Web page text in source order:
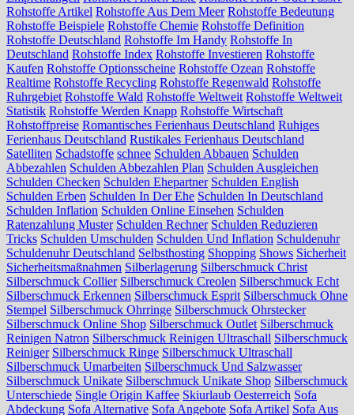
Rohstoffe Artikel Rohstoffe Aus Dem Meer Rohstoffe Bedeutung
Rohstoffe Beispiele Rohstoffe Chemie Rohstoffe Definition
Rohstoffe Deutschland Rohstoffe Im Handy Rohstoffe In
Deutschland Rohstoffe Index Rohstoffe Investieren Rohstoffe
Kaufen Rohstoffe Optionsscheine Rohstoffe Ozean Rohstoffe
Realtime Rohstoffe Recycling Rohstoffe Regenwald Rohstoffe
Ruhrgebiet Rohstoffe Wald Rohstoffe Weltweit Rohstoffe Weltweit
Statistik Rohstoffe Werden Knapp Rohstoffe Wirtschaft
Rohstoffpreise Romantisches Ferienhaus Deutschland Ruhiges
Ferienhaus Deutschland Rustikales Ferienhaus Deutschland
Satelliten Schadstoffe schnee Schulden Abbauen Schulden
Abbezahlen Schulden Abbezahlen Plan Schulden Ausgleichen
Schulden Checken Schulden Ehepartner Schulden English
Schulden Erben Schulden In Der Ehe Schulden In Deutschland
Schulden Inflation Schulden Online Einsehen Schulden
Ratenzahlung Muster Schulden Rechner Schulden Reduzieren
Tricks Schulden Umschulden Schulden Und Inflation Schuldenuhr
Schuldenuhr Deutschland Selbsthosting Shopping Shows Sicherheit
Sicherheitsmaßnahmen Silberlagerung Silberschmuck Christ
Silberschmuck Collier Silberschmuck Creolen Silberschmuck Echt
Silberschmuck Erkennen Silberschmuck Esprit Silberschmuck Ohne
Stempel Silberschmuck Ohrringe Silberschmuck Ohrstecker
Silberschmuck Online Shop Silberschmuck Outlet Silberschmuck
Reinigen Natron Silberschmuck Reinigen Ultraschall Silberschmuck
Reiniger Silberschmuck Ringe Silberschmuck Ultraschall
Silberschmuck Umarbeiten Silberschmuck Und Salzwasser
Silberschmuck Unikate Silberschmuck Unikate Shop Silberschmuck
Unterschiede Single Origin Kaffee Skiurlaub Oesterreich Sofa
Abdeckung Sofa Alternative Sofa Angebote Sofa Artikel Sofa Aus